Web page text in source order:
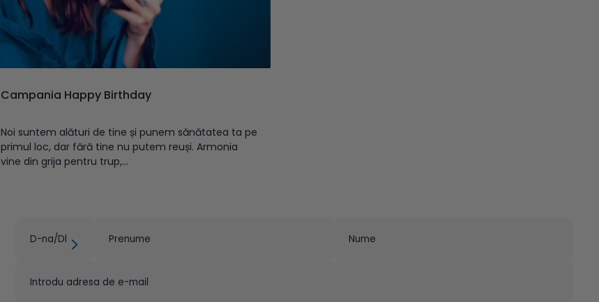
Campania Happy Birthday
Noi suntem alături de tine și punem sănătatea ta pe
primul loc, dar fără tine nu putem reuși. Armonia
vine din grija pentru trup,...